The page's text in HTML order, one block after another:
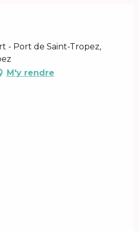
- Port de Saint-Tropez,
M'y rendre